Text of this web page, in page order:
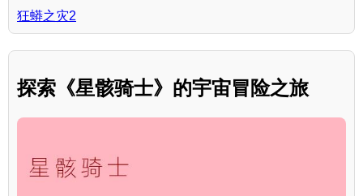
狂蟒之灾2
探索《星骸骑士》的宇宙冒险之旅